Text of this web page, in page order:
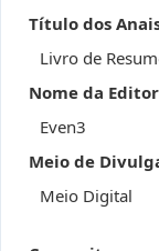
Título dos
Livro de
Nome da
Even3
Meio de
Meio Digital